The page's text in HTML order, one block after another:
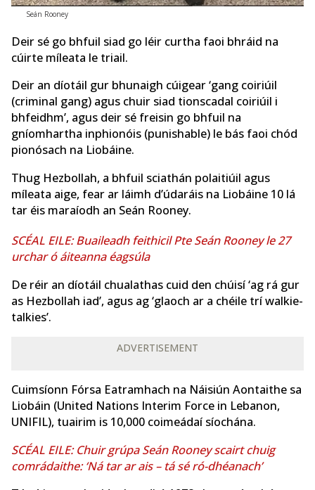
Seán Rooney
Deir sé go bhfuil siad go léir curtha faoi bhráid na
cúirte míleata le triail.
Deir an díotáil gur bhunaigh cúigear ‘gang coiriúil
(criminal gang) agus chuir siad tionscadal coiriúil i
bhfeidhm’, agus deir sé freisin go bhfuil na
gníomhartha inphionóis (punishable) le bás faoi chód
pionósach na Liobáine.
Thug Hezbollah, a bhfuil sciathán polaitiúil agus
míleata aige, fear ar láimh d’údaráis na Liobáine 10 lá
tar éis maraíodh an Seán Rooney.
SCÉAL EILE: Buaileadh feithicil Pte Seán Rooney le 27
urchar ó áiteanna éagsúla
De réir an díotáil chualathas cuid den chúisí ‘ag rá gur
as Hezbollah iad’, agus ag ‘glaoch ar a chéile trí walkie-
talkies’.
ADVERTISEMENT
Cuimsíonn Fórsa Eatramhach na Náisiún Aontaithe sa
Liobáin (United Nations Interim Force in Lebanon,
UNIFIL), tuairim is 10,000 coimeádaí síochána.
SCÉAL EILE: Chuir grúpa Seán Rooney scairt chuig
comrádaithe: ‘Ná tar ar ais – tá sé ró-dhéanach’